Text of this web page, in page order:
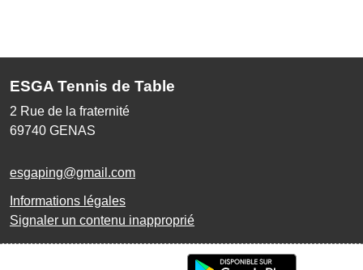
ESGA Tennis de Table
2 Rue de la fraternité
69740 GENAS
esgaping@gmail.com
Informations légales
Signaler un contenu inapproprié